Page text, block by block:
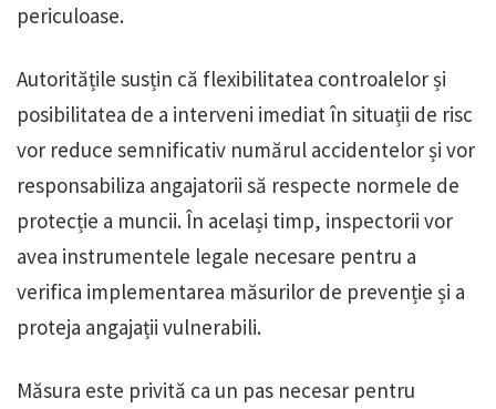
periculoase.
Autoritățile susțin că flexibilitatea controalelor și
posibilitatea de a interveni imediat în situații de risc
vor reduce semnificativ numărul accidentelor și vor
responsabiliza angajatorii să respecte normele de
protecție a muncii. În același timp, inspectorii vor
avea instrumentele legale necesare pentru a
verifica implementarea măsurilor de prevenție și a
proteja angajații vulnerabili.
Măsura este privită ca un pas necesar pentru